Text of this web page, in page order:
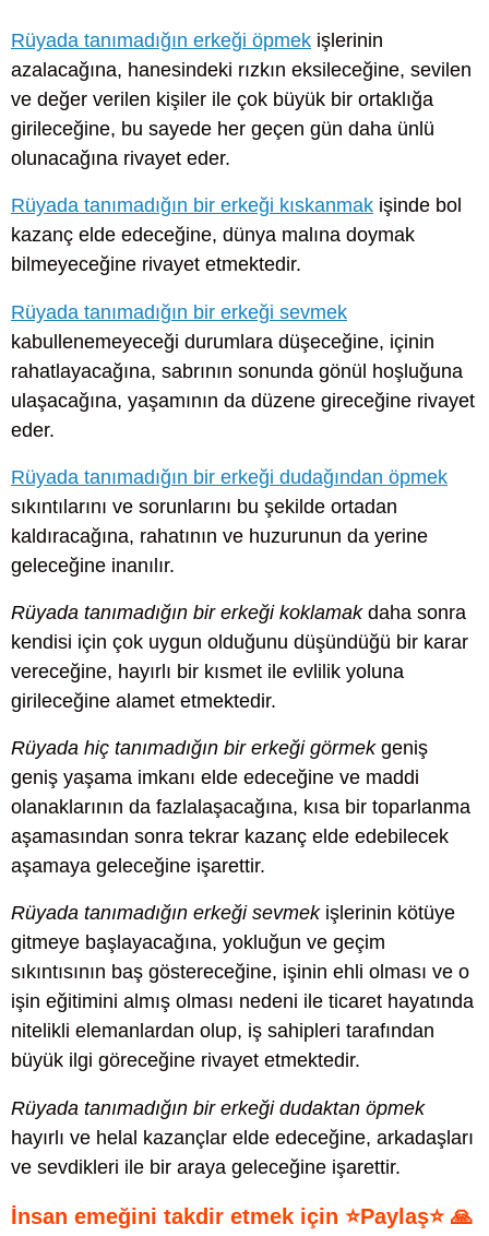
Rüyada tanımadığın erkeği öpmek işlerinin
azalacağına, hanesindeki rızkın eksileceğine, sevilen
ve değer verilen kişiler ile çok büyük bir ortaklığa
girileceğine, bu sayede her geçen gün daha ünlü
olunacağına rivayet eder.
Rüyada tanımadığın bir erkeği kıskanmak işinde bol
kazanç elde edeceğine, dünya malına doymak
bilmeyeceğine rivayet etmektedir.
Rüyada tanımadığın bir erkeği sevmek
kabullenemeyeceği durumlara düşeceğine, içinin
rahatlayacağına, sabrının sonunda gönül hoşluğuna
ulaşacağına, yaşamının da düzene gireceğine rivayet
eder.
Rüyada tanımadığın bir erkeği dudağından öpmek
sıkıntılarını ve sorunlarını bu şekilde ortadan
kaldıracağına, rahatının ve huzurunun da yerine
geleceğine inanılır.
Rüyada tanımadığın bir erkeği koklamakdaha sonra
kendisi için çok uygun olduğunu düşündüğü bir karar
vereceğine, hayırlı bir kısmet ile evlilik yoluna
girileceğine alamet etmektedir.
Rüyada hiç tanımadığın bir erkeği görmekgeniş
geniş yaşama imkanı elde edeceğine ve maddi
olanaklarının da fazlalaşacağına, kısa bir toparlanma
aşamasından sonra tekrar kazanç elde edebilecek
aşamaya geleceğine işarettir.
Rüyada tanımadığın erkeği sevmekişlerinin kötüye
gitmeye başlayacağına, yokluğun ve geçim
sıkıntısının baş göstereceğine, işinin ehli olması ve o
işin eğitimini almış olması nedeni ile ticaret hayatında
nitelikli elemanlardan olup, iş sahipleri tarafından
büyük ilgi göreceğine rivayet etmektedir.
Rüyada tanımadığın bir erkeği dudaktan öpmek
hayırlı ve helal kazançlar elde edeceğine, arkadaşları
ve sevdikleri ile bir araya geleceğine işarettir.
İnsan emeğini takdir etmek için ⭐Paylaş⭐ 🙏